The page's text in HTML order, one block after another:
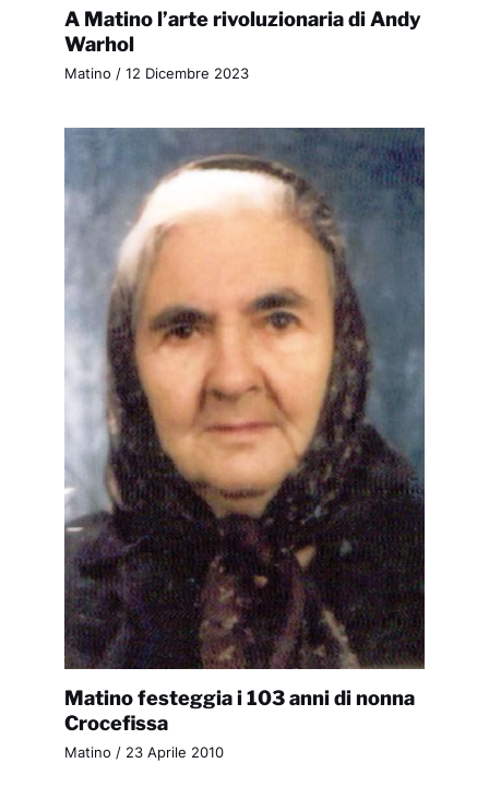
A Matino l’arte rivoluzionaria di Andy
Warhol
Matino / 12 Dicembre 2023
Matino festeggia i 103 anni di nonna
Crocefissa
Matino / 23 Aprile 2010